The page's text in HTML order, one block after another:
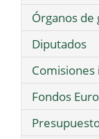
Órganos
Diputados
Fondos